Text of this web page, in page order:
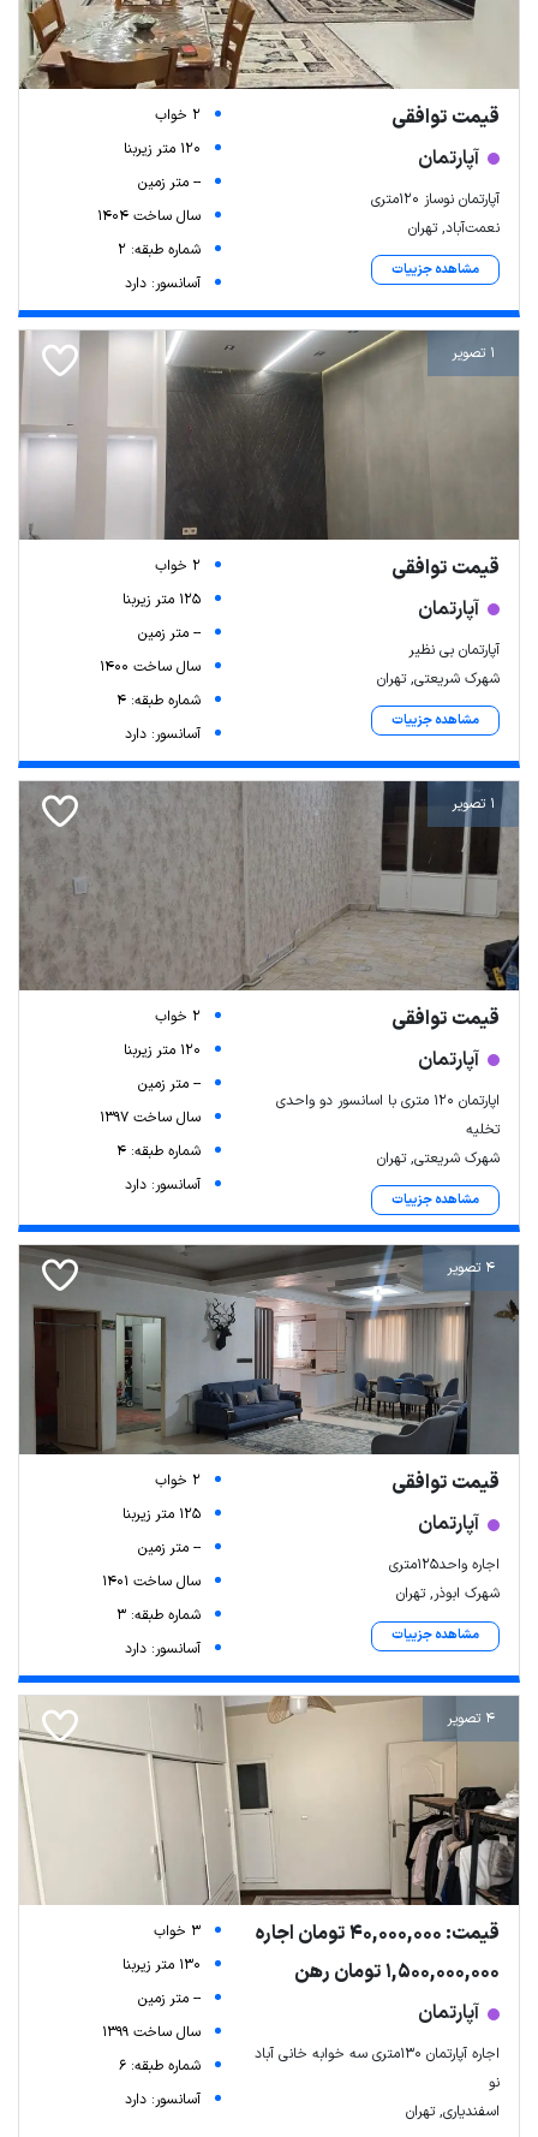
| Map data ©ariamarz.com
قیمت توافقی
آپارتمان
آپارتمان نوساز 120متری
نعمت‌آباد, تهران
مشاهده جزییات
2 خواب
120 متر زیربنا
-- متر زمین
سال ساخت 1404
شماره طبقه: 2
آسانسور: دارد
1 تصویر
قیمت توافقی
آپارتمان
آپارتمان بی نظیر
شهرک شریعتی, تهران
مشاهده جزییات
2 خواب
125 متر زیربنا
-- متر زمین
سال ساخت 1400
شماره طبقه: 4
آسانسور: دارد
1 تصویر
قیمت توافقی
آپارتمان
اپارتمان ۱۲۰ متری با اسانسور دو واحدی
تخلیه
شهرک شریعتی, تهران
مشاهده جزییات
2 خواب
120 متر زیربنا
-- متر زمین
سال ساخت 1397
شماره طبقه: 4
آسانسور: دارد
4 تصویر
قیمت توافقی
آپارتمان
اجاره واحد۱۲۵متری
شهرک ابوذر, تهران
مشاهده جزییات
2 خواب
125 متر زیربنا
-- متر زمین
سال ساخت 1401
شماره طبقه: 3
آسانسور: دارد
4 تصویر
قیمت: 40,000,000 تومان اجاره
1,500,000,000 تومان رهن
آپارتمان
اجاره آپارتمان 130متری سه خوابه خانی آباد
نو
اسفندیاری, تهران
3 خواب
130 متر زیربنا
-- متر زمین
سال ساخت 1399
شماره طبقه: 6
آسانسور: دارد